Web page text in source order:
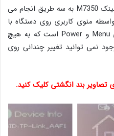
نصب و راه اندازی مودم تی پی لینک M7350 به سه طریق انجام می
منوی کاربری روی دستگاه با
کمک صفحه نمایش و کلید های Menu و Power است که به هیچ
نمی توانید تغییر چندانی روی
تصاویر بند انگشتی کلیک کنید.